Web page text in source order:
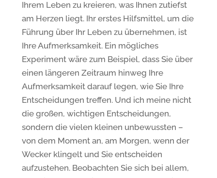
Ihrem Leben zu kreieren, was Ihnen zutiefst
am Herzen liegt. Ihr erstes Hilfsmittel, um die
Führung über Ihr Leben zu übernehmen, ist
Ihre Aufmerksamkeit. Ein mögliches
Experiment wäre zum Beispiel, dass Sie über
einen längeren Zeitraum hinweg Ihre
Aufmerksamkeit darauf legen, wie Sie Ihre
Entscheidungen treffen. Und ich meine nicht
die großen, wichtigen Entscheidungen,
sondern die vielen kleinen unbewussten –
von dem Moment an, am Morgen, wenn der
Wecker klingelt und Sie entscheiden
aufzustehen. Beobachten Sie sich bei allem,